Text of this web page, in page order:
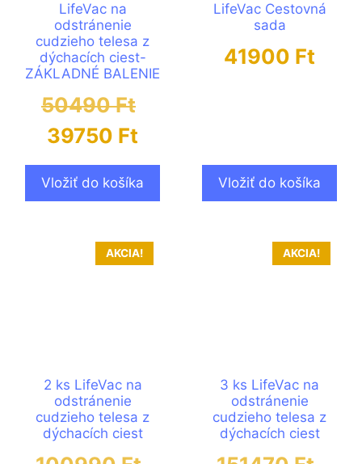
LifeVac na
odstránenie
cudzieho telesa z
dýchacích ciest-
ZÁKLADNÉ BALENIE
50490Ft
39750 Ft
Vložiť do košíka
LifeVac Cestovná
sada
41900 Ft
Vložiť do košíka
AKCIA!
2 ks LifeVac na
odstránenie
cudzieho telesa z
dýchacích ciest
AKCIA!
3 ks LifeVac na
odstránenie
cudzieho telesa z
dýchacích ciest